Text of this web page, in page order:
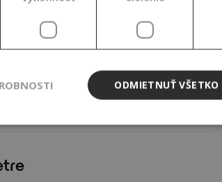
či ochrannými krytmi podľa
na sviečky sú kompatibilné s
zvolených parametrov. Kombinácie obalov
priamo na Handymade, sú
odporúčame vždy vykonať
správanie obalu pri zohrievaní
parfumáciou).
ODMIETNUŤ VŠETKO